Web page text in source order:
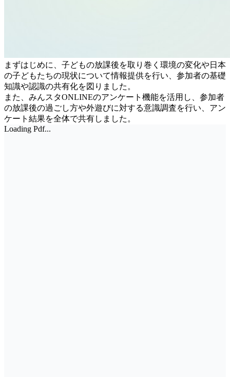
まずはじめに、子どもの放課後を取り巻く環境の変化や日本
の子どもたちの現状について情報提供を行い、参加者の基礎
知識や認識の共有化を図りました。
また、みんスタONLINEのアンケート機能を活用し、参加者
の放課後の過ごし方や外遊びに対する意識調査を行い、アン
ケート結果を全体で共有しました。
Loading Pdf...